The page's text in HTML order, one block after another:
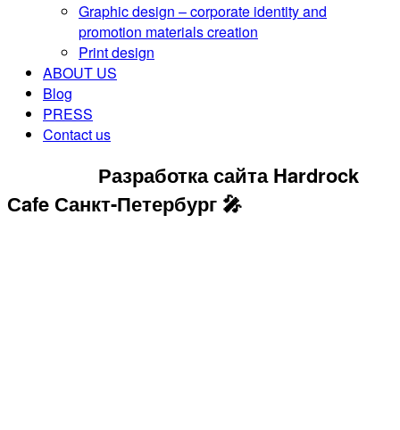
Graphic design – corporate identity and
promotion materials creation
Print design
ABOUT US
Blog
PRESS
Contact us
Разработка сайта Hardrock
Сafe Санкт-Петербург 🎤